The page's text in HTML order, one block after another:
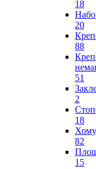
18
20
88
51
2
18
82
15